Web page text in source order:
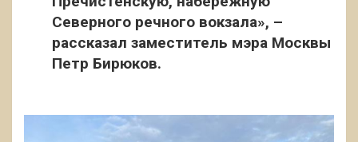
Северного речного вокзала», –
рассказал заместитель мэра Москвы
Петр Бирюков.